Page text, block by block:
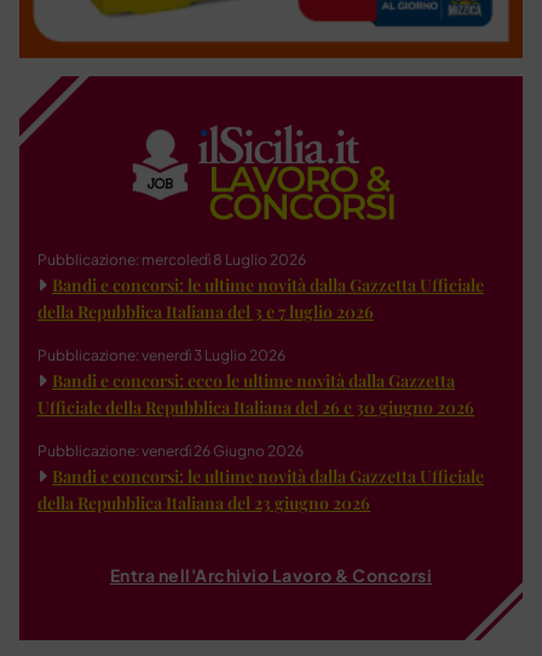
Pubblicazione: mercoledì 8 Luglio 2026
Bandi e concorsi: le ultime novità dalla Gazzetta Ufficiale
della Repubblica Italiana del 3 e 7 luglio 2026
Pubblicazione: venerdì 3 Luglio 2026
Bandi e concorsi: ecco le ultime novità dalla Gazzetta
Ufficiale della Repubblica Italiana del 26 e 30 giugno 2026
Pubblicazione: venerdì 26 Giugno 2026
Bandi e concorsi: le ultime novità dalla Gazzetta Ufficiale
della Repubblica Italiana del 23 giugno 2026
Entra nell'Archivio Lavoro & Concorsi